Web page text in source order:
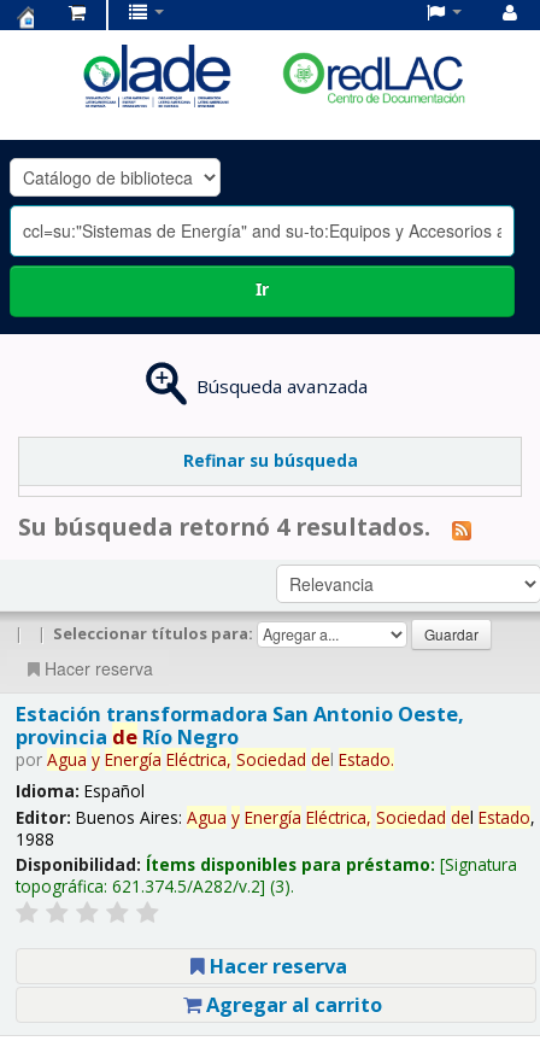
OLADE
-
Ir
Búsqueda avanzada
Refinar su búsqueda
Su búsqueda retornó 4 resultados.
| | Seleccionar títulos para:
Hacer reserva
Estación transformadora San Antonio Oeste,
provincia deRío Negro
por Agua y Energía Eléctrica, Sociedad del Estado.
Idioma: Español
Editor: Buenos Aires: Agua y Energía Eléctrica, Sociedad del Estado,
1988
Disponibilidad: Ítems disponibles para préstamo: Signatura
topográfica: 621.374.5/A282/v.2 (3).
Hacer reserva
Agregar al carrito